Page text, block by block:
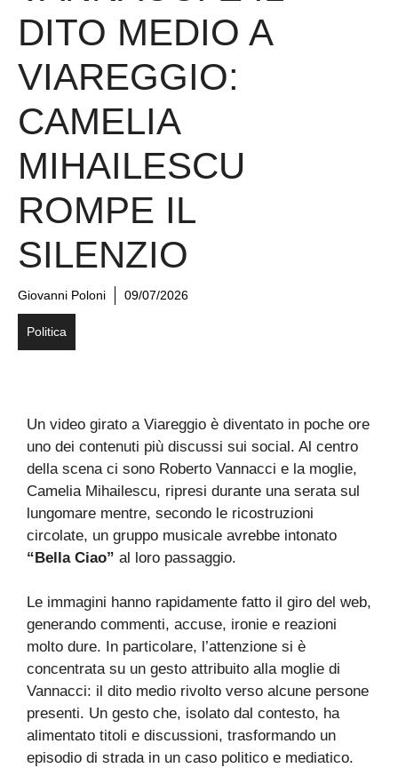
DITO MEDIO A
VIAREGGIO:
CAMELIA
MIHAILESCU
ROMPE IL
SILENZIO
Giovanni Poloni 09/07/2026
Politica
Un video girato a Viareggio è diventato in poche ore
uno dei contenuti più discussi sui social. Al centro
della scena ci sono Roberto Vannacci e la moglie,
Camelia Mihailescu, ripresi durante una serata sul
lungomare mentre, secondo le ricostruzioni
circolate, un gruppo musicale avrebbe intonato
“Bella Ciao” al loro passaggio.
Le immagini hanno rapidamente fatto il giro del web,
generando commenti, accuse, ironie e reazioni
molto dure. In particolare, l’attenzione si è
concentrata su un gesto attribuito alla moglie di
Vannacci: il dito medio rivolto verso alcune persone
presenti. Un gesto che, isolato dal contesto, ha
alimentato titoli e discussioni, trasformando un
episodio di strada in un caso politico e mediatico.